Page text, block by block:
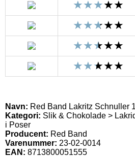
Navn: Red Band Lakritz Schnuller
Kategori: Slik & Chokolade >
i Poser
Producent: Red Band
Varenummer: 23-02-0014
EAN: 8713800051555